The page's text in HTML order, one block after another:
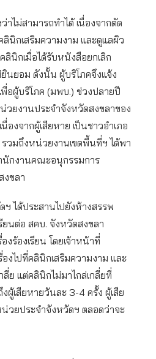
าไม่สามารถทำได้ เนื่องจากตัด
ลินิกเสริมความงาม และดูแลผิว
นิกเมื่อได้รับหนังสือยกเลิก
นยอม ดังนั้น ผู้บริโภคจึงแจ้ง
พื่อผู้บริโภค (มพบ.) ช่วงปลายปี
วยงานประจำจังหวัดสงขลาของ
องจากผู้เสียหาย เป็นชาวอำเภอ
วมถึงหน่วยงานเขตพื้นที่ฯ ได้พา
นักงานคณะอนุกรรมการ
งขลา
ได้ประสานไปยังห้างสรรพ
ยนต่อ สคบ. จังหวัดสงขลา
งร้องเรียน โดยเจ้าหน้าที่
องไปที่คลินิกเสริมความงาม และ
ย แต่คลินิกไม่มาไกล่เกลี่ยที่
ผู้เสียหายวันละ 3-4 ครั้ง ผู้เสีย
วยประจำจังหวัดฯ ตลอดว่าจะ